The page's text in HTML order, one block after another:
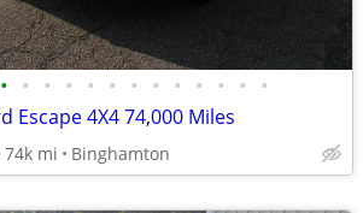
• • • • • • • • • • • • •
Escape 4X4 74,000 Miles
74k mi Binghamton